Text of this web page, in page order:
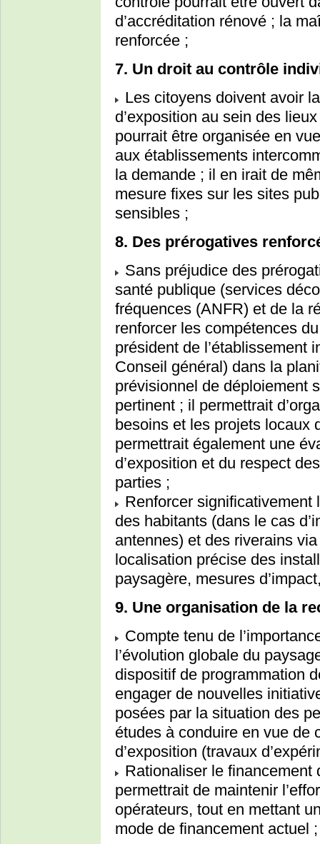
d’accréditation rénové ; la
renforcée ;
7. Un droit au contrôle
Les citoyens doivent avoir
d’exposition au sein des
pourrait être organisée en
aux établissements
la demande ; il en irait de
mesure fixes sur les sites
sensibles ;
8. Des prérogatives
Sans préjudice des
santé publique (services
fréquences (ANFR) et de la
renforcer les compétences
président de l’établissement
Conseil général) dans la
prévisionnel de déploiement
pertinent ; il permettrait
besoins et les projets locaux
permettrait également une
d’exposition et du respect
parties ;
Renforcer
des habitants (dans le cas
antennes) et des riverains
localisation précise des
paysagère, mesures
9. Une organisation de la
Compte tenu de
l’évolution globale du
dispositif de programmation
engager de nouvelles
posées par la situation des
études à conduire en vue de
d’exposition (travaux
Rationaliser le financement
permettrait de maintenir
opérateurs, tout en mettant
mode de financement actuel ;